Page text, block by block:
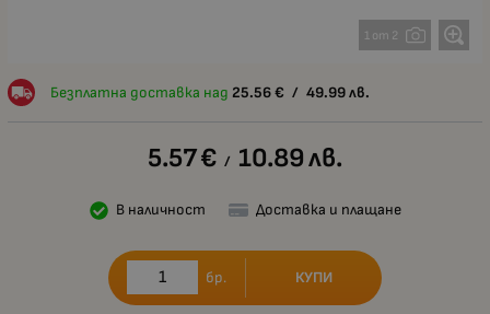
1 от 2
Безплатна доставка над 25.56 € / 49.99 лв.
5.57€ / 10.89лв.
В наличност Доставка и плащане
бр. КУПИ